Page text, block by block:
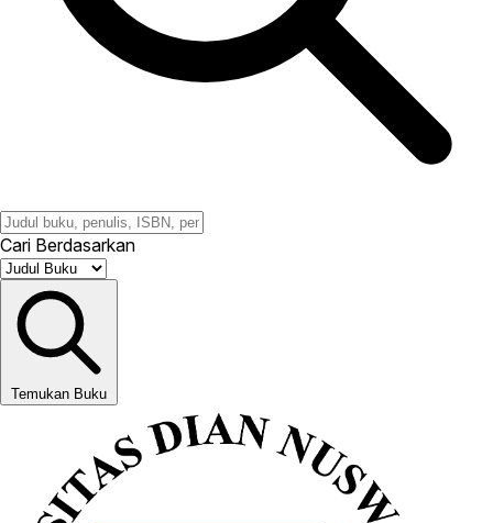
Cari Berdasarkan
Temukan Buku